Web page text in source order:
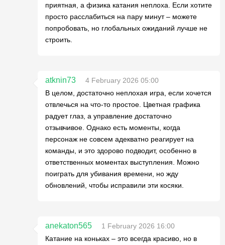
приятная, а физика катания неплоха. Если хотите
просто расслабиться на пару минут – можете
попробовать, но глобальных ожиданий лучше не
строить.
atknin73
4 February 2026 05:00
В целом, достаточно неплохая игра, если хочется
отвлечься на что-то простое. Цветная графика
радует глаз, а управление достаточно
отзывчивое. Однако есть моменты, когда
персонаж не совсем адекватно реагирует на
команды, и это здорово подводит, особенно в
ответственных моментах выступления. Можно
поиграть для убивания времени, но жду
обновлений, чтобы исправили эти косяки.
anekaton565
1 February 2026 16:00
Катание на коньках – это всегда красиво, но в